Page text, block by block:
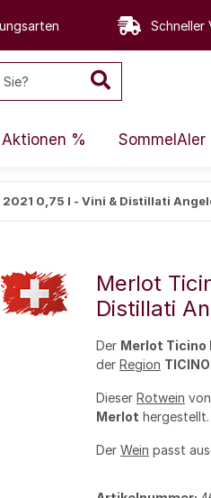
Schneller
Aktionen % SommelAIer
0,75 l - Vini & Distillati
Merlot
Distillati
Der Merlot Ticino
der Region TICINO
Dieser Rotwein von
Merlot hergestellt.
Der Wein passt